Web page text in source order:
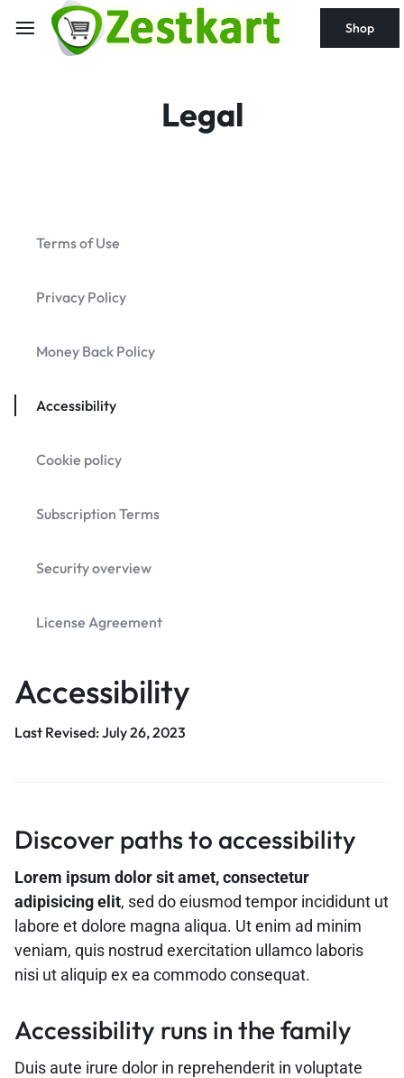
Shop
Legal
Terms of Use
Privacy Policy
Money Back Policy
Accessibility
Cookie policy
Subscription Terms
Security overview
License Agreement
Accessibility
Last Revised: July 26, 2023
Discover paths to accessibility
Lorem ipsum dolor sit amet, consectetur
adipisicing elit, sed do eiusmod tempor incididunt ut
labore et dolore magna aliqua. Ut enim ad minim
veniam, quis nostrud exercitation ullamco laboris
nisi ut aliquip ex ea commodo consequat.
Accessibility runs in the family
Duis aute irure dolor in reprehenderit in voluptate